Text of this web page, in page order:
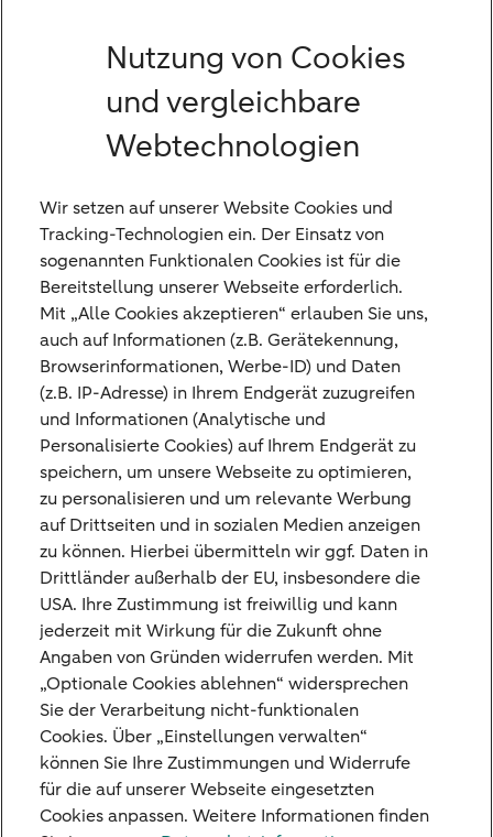
Die globalen wirtschaftlichen Fundamentaldaten
bleiben stabil. Das Wachstum verbesserte sich in den
letzten Wochen. Wir erwarten, dass die
Unternehmensgewinne in den kommenden 12
Monaten zweistellig wachsen werden, und die US-
USA und Europa bleiben mit ihren fiskalischen
Konjunkturmaßnahmen auf Kurs. Sollte sich der
Konflikt schnell stabilisieren, dürften sich die Anleger
wieder auf die positiven Faktoren konzentrieren.
Tags
Marktkommentar
Rechtliche Hinweise
Bei dieser Ausarbeitung handelt es sich um
eine unverbindlichen Einschätzung, deren
Inhalte sich auf die Zukunft beziehen und sich
als unzutreffend herausstellen können.
Diese Ausarbeitung wurde von uns sorgfältig
zusammengestellt und beruht auf Quellen,
die wir für zuverlässig erachten. Zu einer
Mitteilung von künftigen Änderungen unserer
Einschätzungen ist die Bethmann HAL nicht
verpflichtet. Diese Ausarbeitung ist keine
Nutzung von Cookies
und vergleichbare
Webtechnologien
Wir setzen auf unserer Website Cookies und
Tracking-Technologien ein. Der Einsatz von
sogenannten Funktionalen Cookies ist für die
Bereitstellung unserer Webseite erforderlich.
Mit „Alle Cookies akzeptieren“ erlauben Sie uns,
auch auf Informationen (z.B. Gerätekennung,
Browserinformationen, Werbe-ID) und Daten
(z.B. IP-Adresse) in Ihrem Endgerät zuzugreifen
und Informationen (Analytische und
Personalisierte Cookies) auf Ihrem Endgerät zu
speichern, um unsere Webseite zu optimieren,
zu personalisieren und um relevante Werbung
auf Drittseiten und in sozialen Medien anzeigen
zu können. Hierbei übermitteln wir ggf. Daten in
Drittländer außerhalb der EU, insbesondere die
USA. Ihre Zustimmung ist freiwillig und kann
jederzeit mit Wirkung für die Zukunft ohne
Angaben von Gründen widerrufen werden. Mit
„Optionale Cookies ablehnen“ widersprechen
Sie der Verarbeitung nicht-funktionalen
Cookies. Über „Einstellungen verwalten“
können Sie Ihre Zustimmungen und Widerrufe
für die auf unserer Webseite eingesetzten
Cookies anpassen. Weitere Informationen finden